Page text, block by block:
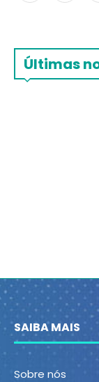
Últimas
SAIBA MAIS
Sobre nós